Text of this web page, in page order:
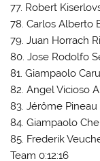
77. Robert
78. Carlos Alberto
79. Juan Horrach
80. Jose Rodolfo
81. Giampaolo
82. Angel Vicioso
83. Jérôme Pineau
84. Giampaolo
85. Frederik
Team 0:12:16